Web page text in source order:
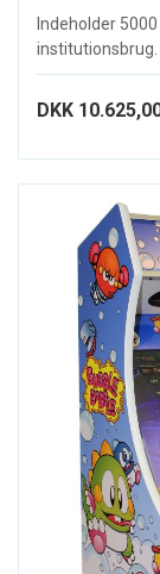
Indeholder
institutionsbrug.
DKK